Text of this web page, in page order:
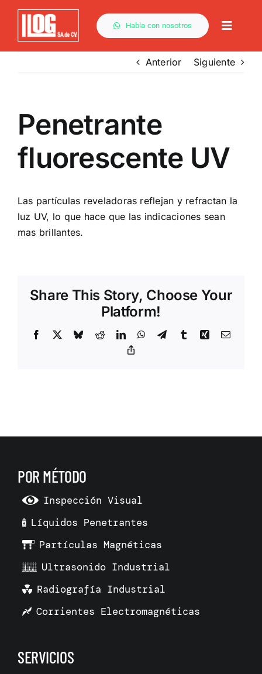
Saltar
contenido
Habla con nosotros
Toggle
Capacitación
Descargas
Servicios
Anterior Siguiente
Penetrante
fluorescente UV
Las partículas reveladoras reflejan y refractan la
luz UV, lo que hace que las indicaciones sean
mas brillantes.
Share This Story, Choose Your
Platform!
Facebook BlueskyRedditLinkedInWhatsApp
TelegramTumblrXing Correo
POR MÉTODO
Inspección Visual
Líquidos Penetrantes
Partículas Magnéticas
Ultrasonido Industrial
Radiografía Industrial
Corrientes Electromagnéticas
SERVICIOS